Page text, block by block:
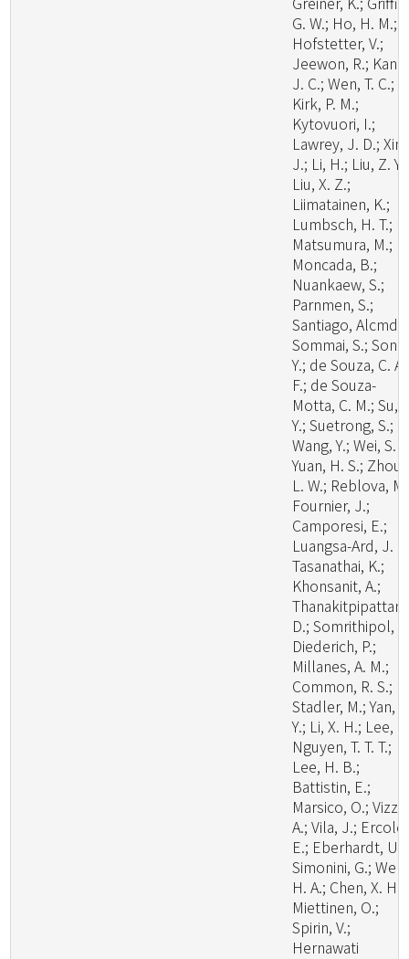
G. W.; Ho, H. M.;
Hofstetter, V.;
Jeewon, R.; Kang,
J. C.; Wen, T. C.;
Kirk, P. M.;
Kytovuori, I.;
Lawrey, J. D.;
J.; Li, H.; Liu, Z. Y.;
Liu, X. Z.;
Liimatainen, K.;
Lumbsch, H. T.;
Matsumura, M.;
Moncada, B.;
Nuankaew, S.;
Parnmen, S.;
Santiago, Alcmd;
Sommai, S.; Song,
Y.; de Souza, C. A.
F.; de Souza-
Motta, C. M.; Su,
Y.; Suetrong, S.;
Wang, Y.; Wei, S.
Yuan, H. S.; Zhou,
L. W.; Reblova,
Fournier, J.;
Camporesi, E.;
Luangsa-Ard, J.
Tasanathai, K.;
Khonsanit, A.;
D.; Somrithipol,
Diederich, P.;
Millanes, A. M.;
Common, R. S.;
Stadler, M.; Yan,
Y.; Li, X. H.; Lee,
Nguyen, T. T. T.;
Lee, H. B.;
Battistin, E.;
Marsico, O.;
A.; Vila, J.; Ercole,
E.; Eberhardt, U.;
Simonini, G.; Wen,
H. A.; Chen, X. H.;
Miettinen, O.;
Spirin, V.;
Hernawati